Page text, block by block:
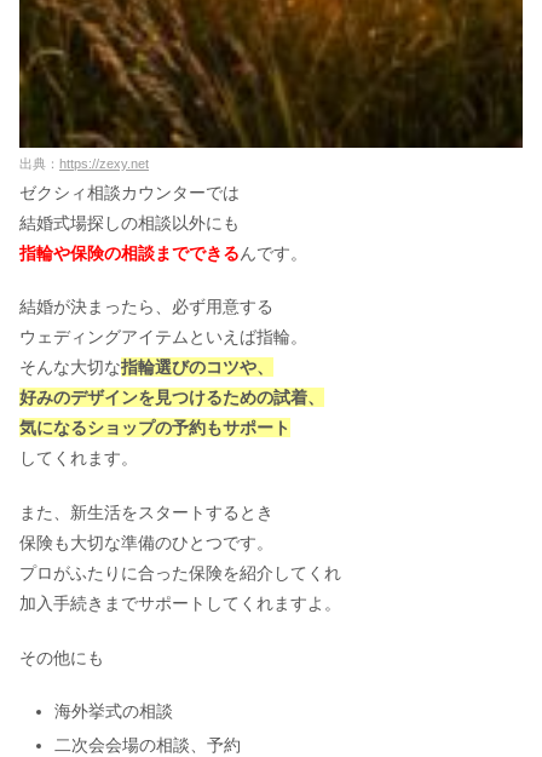
出典： https://zexy.net
ゼクシィ相談カウンターでは
結婚式場探しの相談以外にも
指輪や保険の相談までできるんです。
結婚が決まったら、必ず用意する
ウェディングアイテムといえば指輪。
そんな大切な指輪選びのコツや、
好みのデザインを見つけるための試着、
気になるショップの予約もサポート
してくれます。
また、新生活をスタートするとき
保険も大切な準備のひとつです。
プロがふたりに合った保険を紹介してくれ
加入手続きまでサポートしてくれますよ。
その他にも
海外挙式の相談
二次会会場の相談、予約